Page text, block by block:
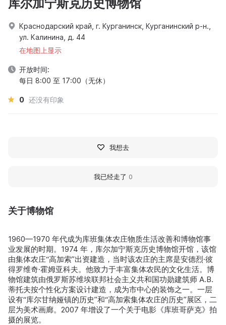
关于博物馆
1960—1970 年代成为库班集体农庄物质生活改善和博物馆事
业发展的时期。1974 年，库尔加宁斯克历史博物馆开馆，该馆
由集体农庄“高加索”出资建造，当时该农庄的主席是安德烈·彼
得罗维奇·霍姆亚科夫。他致力于丰富集体农民的文化生活。博
物馆建筑由俄罗斯苏维埃联邦社会主义共和国功勋建筑师 A.В.
蒂托夫按个性化方案设计建造，成为市中心的装饰之一。一层
设有“库尔甘纳娅镇的历史”和“高加索集体农庄的历史”展区，二
层为美术画廊。2007 年增设了一个关于电影《库班哥萨克》拍
摄的展览。
库尔加宁斯克历史博物馆
Краснодарский край, г. Курганинск, Курганинский р-н.,
ул. Калинина, д. 44
在地图上显示
开放时间:
每日 8:00 至 17:00（无休）
0 还没有印象
我想去
我已经走了 0